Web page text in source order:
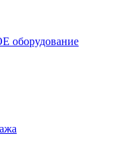
оборудование